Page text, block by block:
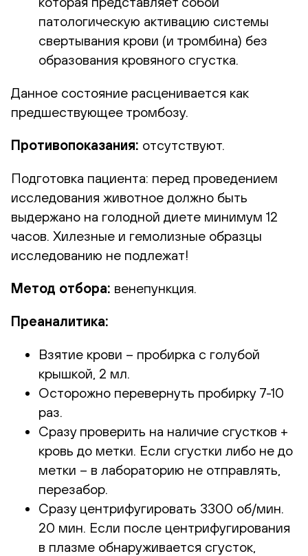
патологическую активацию системы
свертывания крови (и тромбина) без
образования кровяного сгустка.
Данное состояние расценивается как
предшествующее тромбозу.
Противопоказания: отсутствуют.
Подготовка пациента: перед проведением
исследования животное должно быть
выдержано на голодной диете минимум 12
часов. Хилезные и гемолизные образцы
исследованию не подлежат!
Метод отбора: венепункция.
Преаналитика:
Взятие крови – пробирка с голубой
крышкой, 2 мл.
Осторожно перевернуть пробирку 7-10
раз.
Сразу проверить на наличие сгустков +
кровь до метки. Если сгустки либо не до
метки – в лабораторию не отправлять,
перезабор.
Сразу центрифугировать 3300 об/мин.
20 мин. Если после центрифугирования
в плазме обнаруживается сгусток,